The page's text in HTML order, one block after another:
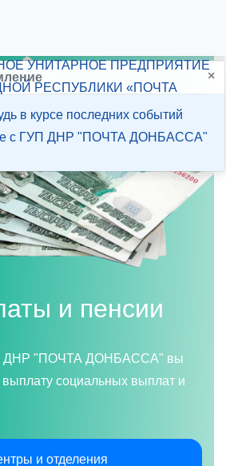
и пенсии
ДНР "ПОЧТА ДОНБАССА" вы
социальных выплат и
и отделения
×
в курсе последних событий
с ГУП ДНР "ПОЧТА ДОНБАССА"